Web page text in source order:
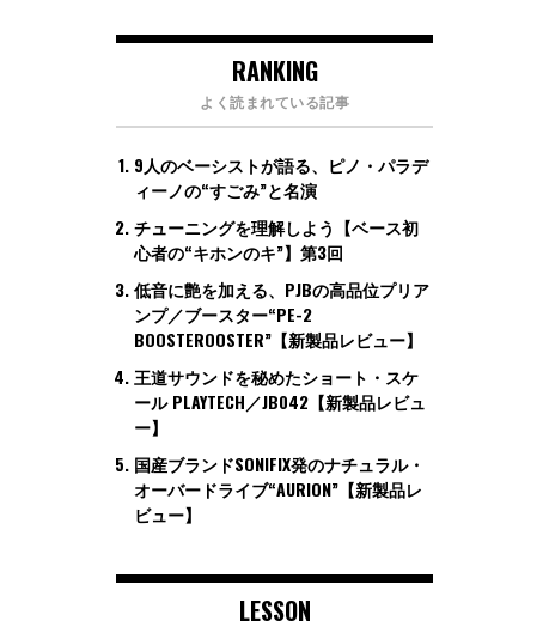
RANKING
よく読まれている記事
9人のベーシストが語る、ピノ・パラデ
ィーノの“すごみ”と名演
チューニングを理解しよう【ベース初
心者の“キホンのキ”】第3回
低音に艶を加える、PJBの高品位プリア
ンプ／ブースター“PE-2
BOOSTEROOSTER”【新製品レビュー】
王道サウンドを秘めたショート・スケ
ール PLAYTECH／JB042【新製品レビュ
ー】
国産ブランドSONIFIX発のナチュラル・
オーバードライブ“AURION”【新製品レ
ビュー】
LESSON